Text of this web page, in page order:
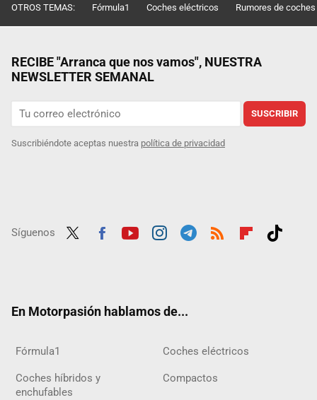
OTROS TEMAS: Fórmula1 Coches eléctricos Rumores de coches
RECIBE "Arranca que nos vamos", NUESTRA
NEWSLETTER SEMANAL
SUSCRIBIR
Suscribiéndote aceptas nuestra política de privacidad
Síguenos
En Motorpasión hablamos de...
Fórmula1 Coches eléctricos
Coches híbridos y
enchufables
Compactos